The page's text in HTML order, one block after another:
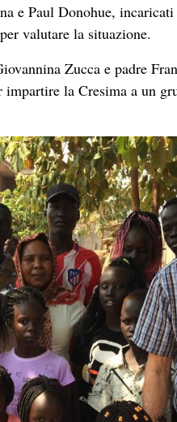
e Paul Donohue,
valutare la situazione.
Zucca e padre
impartire la Cresima a un